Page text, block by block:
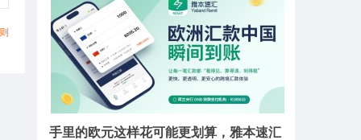
手里的欧元这样花可能更划算，雅本速汇